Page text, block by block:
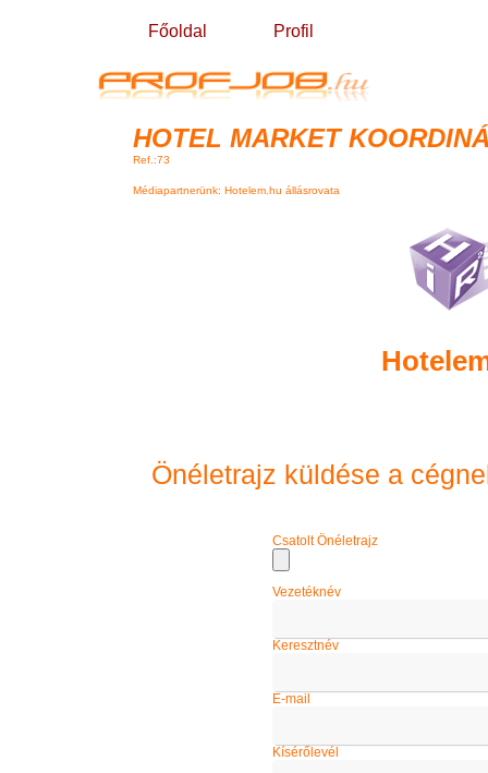
Főoldal Profil
HOTEL MARKET
Ref.:73
Médiapartnerünk: Hotelem.hu állásrovata
Önéletrajz küldése a
Csatolt Önéletrajz
Vezetéknév
Keresztnév
E-mail
Kísérőlevél